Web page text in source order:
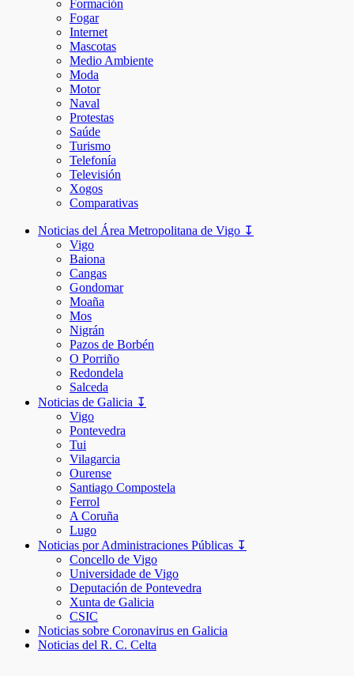
Formación
Fogar
Internet
Mascotas
Medio Ambiente
Moda
Motor
Naval
Protestas
Saúde
Turismo
Telefonía
Televisión
Xogos
Comparativas
Noticias del Área Metropolitana de Vigo ↧
Vigo
Baiona
Cangas
Gondomar
Moaña
Mos
Nigrán
Pazos de Borbén
O Porriño
Redondela
Salceda
Noticias de Galicia ↧
Vigo
Pontevedra
Tui
Vilagarcia
Ourense
Santiago Compostela
Ferrol
A Coruña
Lugo
Noticias por Administraciones Públicas ↧
Concello de Vigo
Universidade de Vigo
Deputación de Pontevedra
Xunta de Galicia
CSIC
Noticias sobre Coronavirus en Galicia
Noticias del R. C. Celta